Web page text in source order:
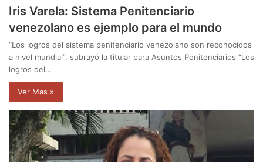
Iris Varela: Sistema Penitenciario
venezolano es ejemplo para el mundo
“Los logros del sistema penitenciario venezolano son reconocidos
a nivel mundial”, subrayó la titular para Asuntos Penitenciarios “Los
logros del…
Ver Mas »